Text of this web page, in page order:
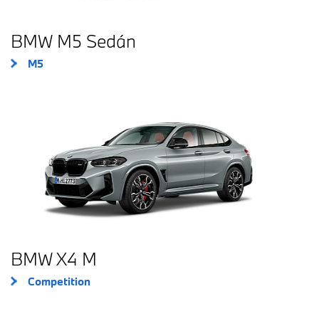
BMW M5 Sedán
M5
BMW X4 M
Competition